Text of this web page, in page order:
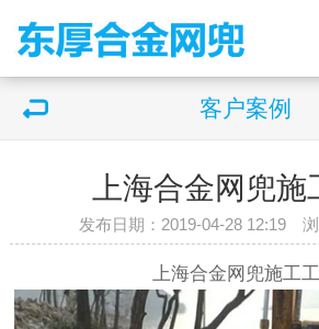
客户案例
上海合金网兜
发布日期：2019-04-28 12:19 浏
上海合金网兜施工